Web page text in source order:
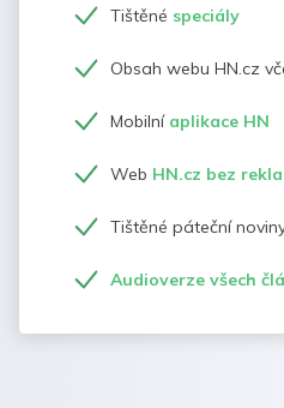
Tištěné speciály
Obsah webu HN.cz
Mobilní aplikace HN
Web HN.cz bez
Tištěné páteční
Audioverze všech